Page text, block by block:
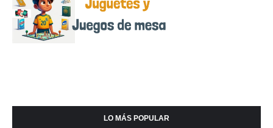
LO MÁS POPULAR